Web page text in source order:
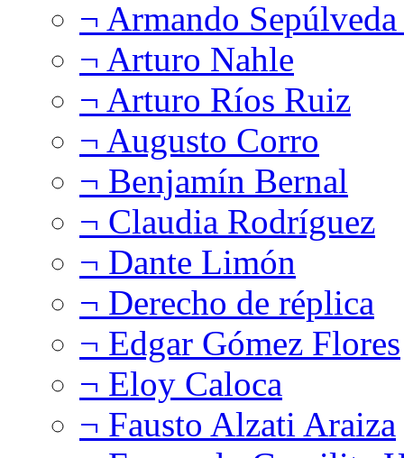
¬ Armando
¬ Arturo Nahle
¬ Arturo Ríos Ruiz
¬ Augusto Corro
¬ Benjamín Bernal
¬ Claudia Rodríguez
¬ Dante Limón
¬ Derecho de réplica
¬ Edgar Gómez Flores
¬ Eloy Caloca
¬ Fausto Alzati Araiza